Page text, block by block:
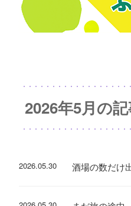
2026年5月の
2026.05.30 酒場の数だけ